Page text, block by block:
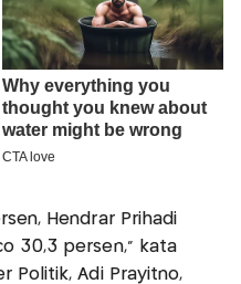
Hendrar Prihadi
30,3 persen,” kata
Politik, Adi Prayitno,